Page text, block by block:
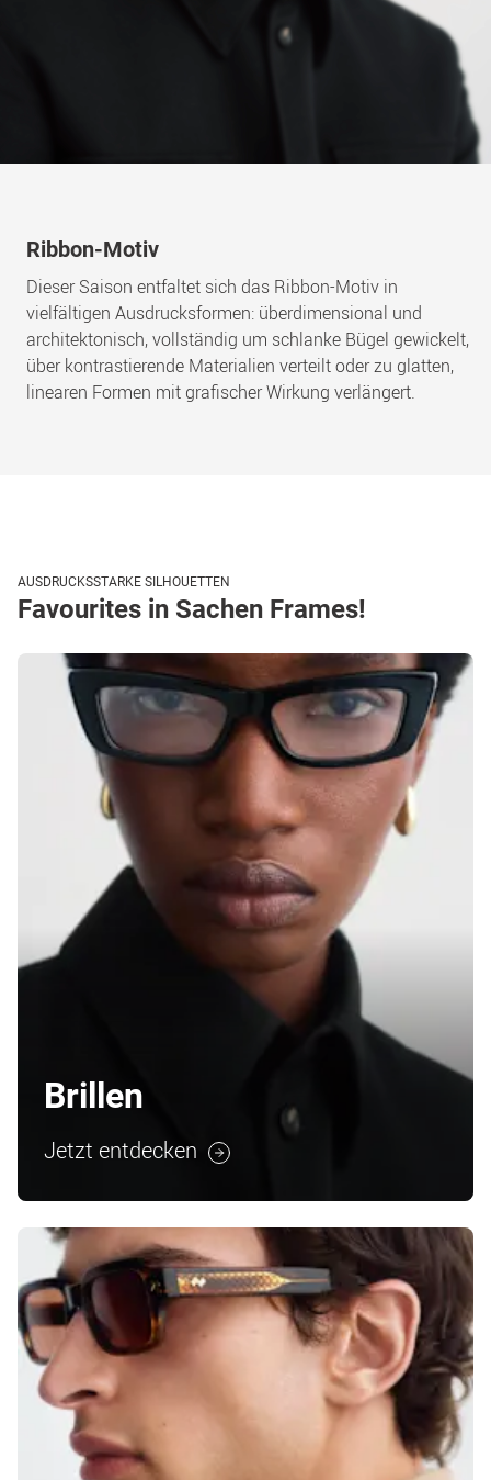
Ribbon-Motiv
Dieser Saison entfaltet sich das Ribbon-Motiv in
vielfältigen Ausdrucksformen: überdimensional und
architektonisch, vollständig um schlanke Bügel gewickelt,
über kontrastierende Materialien verteilt oder zu glatten,
linearen Formen mit grafischer Wirkung verlängert.
AUSDRUCKSSTARKE SILHOUETTEN
Favourites in Sachen Frames!
Brillen
Jetzt entdecken